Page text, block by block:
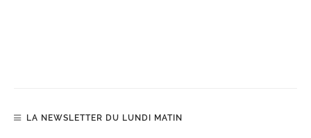
LA NEWSLETTER DU LUNDI MATIN